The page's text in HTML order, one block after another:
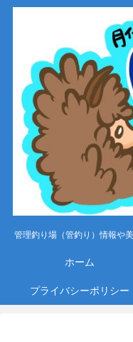
管理釣り場（管釣り）情報や
ホーム
プライバシーポリシー